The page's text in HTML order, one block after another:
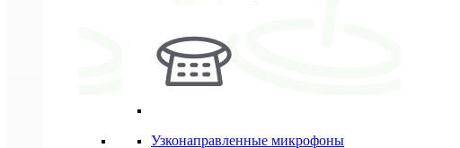
Узконаправленные микрофоны